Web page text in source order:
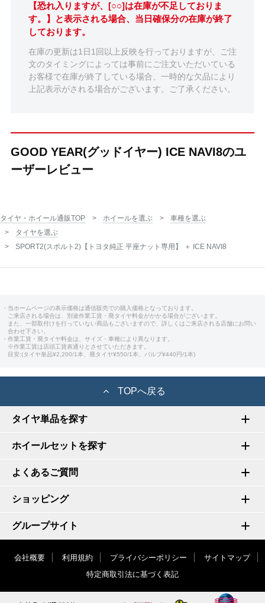
【恐れ入りますが、[○○]は在庫が不足しておりま
す。】と表示される場合、当日確保分の在庫が終了
しております。
在庫の更新は1日1回以上反映を行っておりますが、ご注
文のタイミングによっては事前にご注文いただいている
お客様で在庫が終了している場合、一時的な欠品により
上記表示がされる場合がございます。ご了承ください。
GOOD YEAR(グッドイヤー) ICE NAVI8のユ
ーザーレビュー
タイヤ・ホイール通販TOP ホイールを選ぶ
車種を選ぶ
タイヤを選ぶ
SPORT2(スポルト2)【トヨタ純正 平座ナット専用】 ＋ ICE NAVI8
・当ホームページの表示価格は通信販売での購入価格となっております。
ご来店される場合は、別途作業工賃・廃タイヤ料金がかかる場合がございます。
また、一部取付けを行っていない商品もございますので、詳しくはご来店される店舗にお問い
合わせ下さい。
・作業工賃・廃タイヤ料金は、サイズ・車種により異なります。
※作業工賃は店頭工賃表通りとさせていただきます。
目安:(タイヤ単品¥2,200/1本、廃タイヤ¥550/1本、バルブ¥440円/1本)
TOPへ戻る
タイヤ単品を探す
ホイールセットを探す
よくあるご質問
ショッピング
グループサイト
会社概要 利用規約 プライバシーポリシー
サイトマップ
特定商取引法に基づく表記